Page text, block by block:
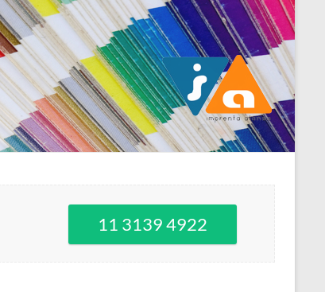
11 3139 4922